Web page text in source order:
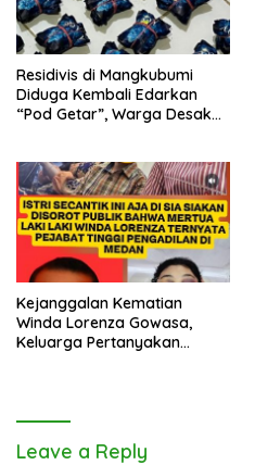
Residivis di Mangkubumi
Diduga Kembali Edarkan
“Pod Getar”, Warga Desak
Kejanggalan Kematian
Winda Lorenza Gowasa,
Keluarga Pertanyakan
Leave a Reply